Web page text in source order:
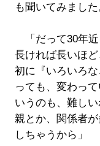
も聞いてみました
「だって30年近
長ければ長いほ
初に『いろいろ
っても、変わっ
いうのも、難し
親とか、関係者
しちゃうから」